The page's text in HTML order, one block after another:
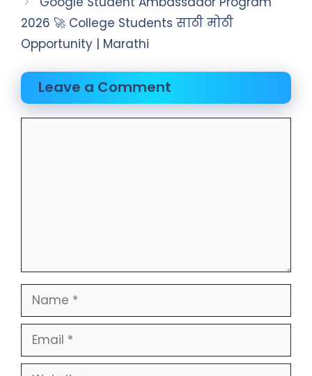
2026 🚀 College Students साठी मोठी
Opportunity | Marathi
Leave a Comment